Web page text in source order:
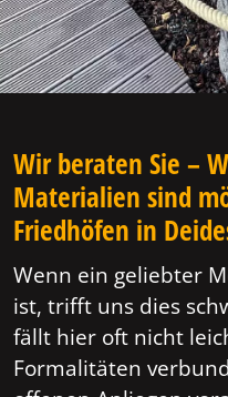
Wir beraten Sie –
Materialien sind
Friedhöfen in
Wenn ein geliebter
ist, trifft uns dies
fällt hier oft nicht
Formalitäten